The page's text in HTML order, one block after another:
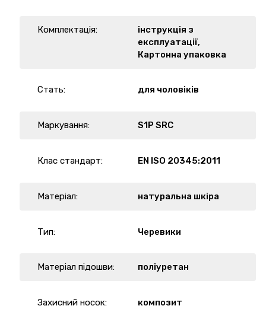
Комплектація:
інструкція з
експлуатації,
Картонна упаковка
Стать: для чоловіків
Маркування: S1P SRC
Клас стандарт: EN ISO 20345:2011
Матеріал: натуральна шкіра
Тип: Черевики
Матеріал підошви: поліуретан
Захисний носок: композит